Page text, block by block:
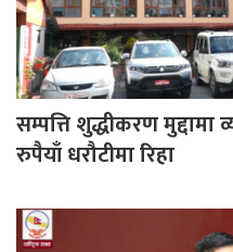
सम्पत्ति शुद्धीकरण
रुपैयाँ धरौटीमा रिहा